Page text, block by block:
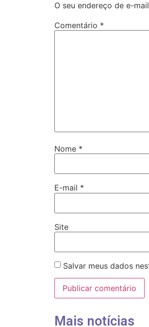
O seu endereço de e-
Comentário *
Nome *
E-mail *
Site
Salvar meus dados
Mais notícias